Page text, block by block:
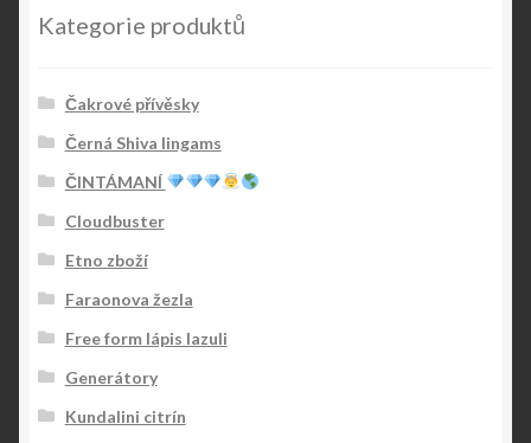
Kategorie produktů
Čakrové přívěsky
Černá Shiva lingams
ČINTÁMANÍ
Cloudbuster
Etno zboží
Faraonova žezla
Free form lápis lazuli
Generátory
Kundalini citrín